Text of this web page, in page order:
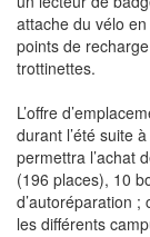
attache du vélo
points de
trottinettes.
L’offre
durant l’été suite
permettra l’achat
(196 places), 10
d’autoréparation
les différents